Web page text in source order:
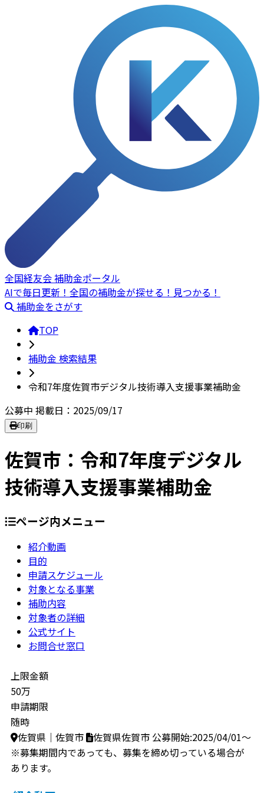
全国経友会 補助金ポータル
AIで毎日更新！全国の補助金が探せる！見つかる！
補助金をさがす
TOP
補助金 検索結果
令和7年度佐賀市デジタル技術導入支援事業補助金
公募中 掲載日：2025/09/17
印刷
佐賀市：令和7年度デジタル
技術導入支援事業補助金
ページ内メニュー
紹介動画
目的
申請スケジュール
対象となる事業
補助内容
対象者の詳細
公式サイト
お問合せ窓口
上限金額
50万
申請期限
随時
佐賀県｜佐賀市
佐賀県佐賀市 公募開始:2025/04/01～
※募集期間内であっても、募集を締め切っている場合が
あります。